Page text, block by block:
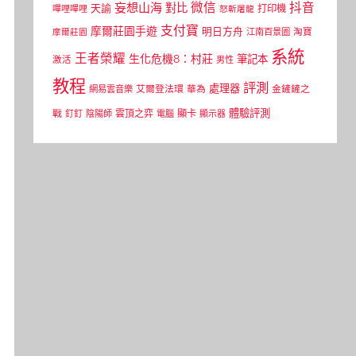
嗶哩嗶哩 天諭 妄想山海 對比 微信 怒斬屠龍 打印機 抖音
摩爾莊園 摩爾莊園手遊 支付寶 明日方舟 江南百景圖 淘寶
激活 王者榮耀 生化危機8：村莊 男性 筆記本 系統
教程 網易雲音樂 艾爾登法環 華為 處理器 評測 金鏟鏟之
戰 釘釘 陰陽師 雲頂之弈 電腦 顯卡 顯示器 體驗評測